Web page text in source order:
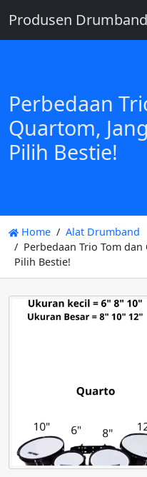
Produsen Drumband
Perbedaan
Quartom,
Pilih Bestie!
Home
Alat Drumband
Perbedaan Trio Tom dan
Pilih Bestie!